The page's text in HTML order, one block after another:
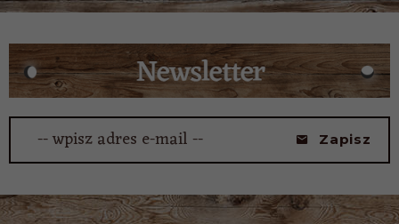
-- wpisz adres e-mail -- Zapisz